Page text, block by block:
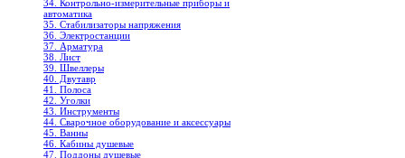
34. Контрольно-измерительные приборы и
автоматика
35. Стабилизаторы напряжения
36. Электростанции
37. Арматура
38. Лист
39. Швеллеры
40. Двутавр
41. Полоса
42. Уголки
43. Инструменты
44. Сварочное оборудование и аксессуары
45. Ванны
46. Кабины душевые
47. Поддоны душевые